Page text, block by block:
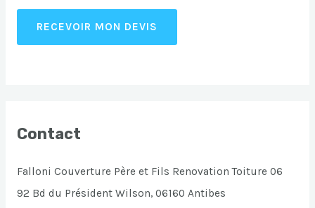
RECEVOIR MON DEVIS
Contact
Falloni Couverture Père et Fils Renovation Toiture 06
92 Bd du Président Wilson, 06160 Antibes